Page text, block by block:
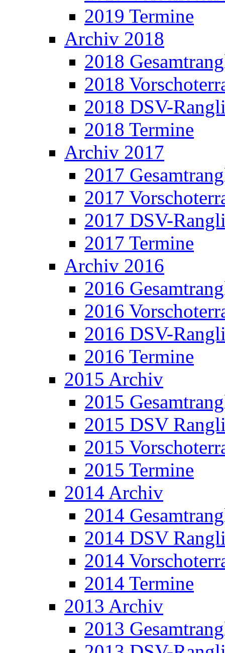
2019 Termine
Archiv 2018
2018
2018
2018 DSV-
2018 Termine
Archiv 2017
2017
2017
2017 DSV-
2017 Termine
Archiv 2016
2016
2016
2016 DSV-
2016 Termine
2015 Archiv
2015
2015 DSV
2015
2015 Termine
2014 Archiv
2014
2014 DSV
2014
2014 Termine
2013 Archiv
2013